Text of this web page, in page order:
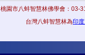
桃園市八蚌智慧林佛學會：03-
台灣八蚌智慧林為印